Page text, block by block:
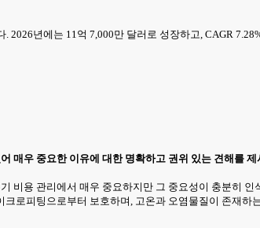
년에는 11억 7,000만 달러로 성장하고, CAGR
매우 중요한 이유에 대한 명확하고 권위 있는 견해를 제
비용 관리에서 매우 중요하지만 그 중요성이 충분히
로피팅으로부터 보호하며, 고온과 오염물질이 존재